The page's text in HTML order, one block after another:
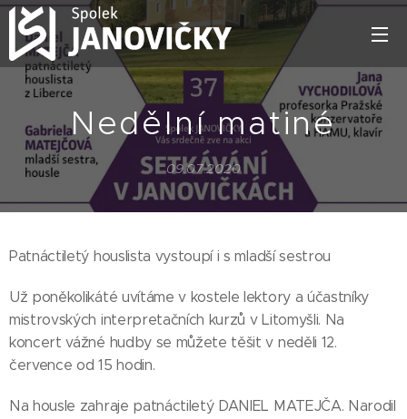
Nedělní matiné
09.07.2020
Patnáctiletý houslista vystoupí i s mladší sestrou
Už poněkolikáté uvítáme v kostele lektory a účastníky
mistrovských interpretačních kurzů v Litomyšli. Na
koncert vážné hudby se můžete těšit v neděli 12.
července od 15 hodin.
Na housle zahraje patnáctiletý DANIEL MATEJČA. Narodil